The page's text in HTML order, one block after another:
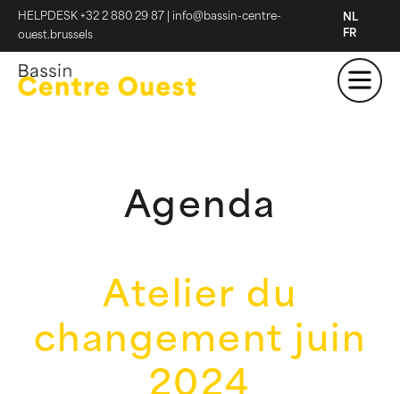
HELPDESK +32 2 880 29 87
info@bassin-centre-
ouest.brussels
NL
FR
Agenda
Atelier du
changement juin
2024